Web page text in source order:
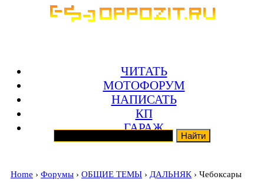
ЧИТАТЬ
МОТОФОРУМ
НАПИСАТЬ
КП
ГАРАЖ
Home › Форумы › ОБЩИЕ ТЕМЫ › ДАЛЬНЯК › Чебоксары